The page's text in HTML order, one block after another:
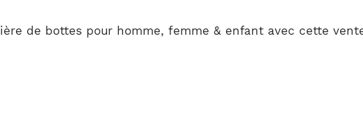
de bottes pour homme, femme & enfant avec cette